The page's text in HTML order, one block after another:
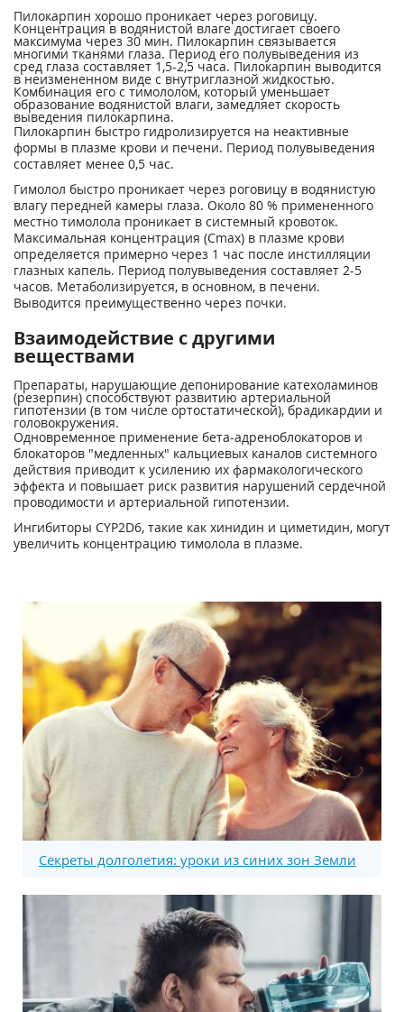
Пилокарпин хорошо проникает через роговицу.
Концентрация в водянистой влаге достигает своего
максимума через 30 мин. Пилокарпин связывается
многими тканями глаза. Период его полувыведения из
сред глаза составляет 1,5-2,5 часа. Пилокарпин выводится
в неизмененном виде с внутриглазной жидкостью.
Комбинация его с тимололом, который уменьшает
образование водянистой влаги, замедляет скорость
выведения пилокарпина.
Пилокарпин быстро гидролизируется на неактивные
формы в плазме крови и печени. Период полувыведения
составляет менее 0,5 час.
Гимолол быстро проникает через роговицу в водянистую
влагу передней камеры глаза. Около 80 % примененного
местно тимолола проникает в системный кровоток.
Максимальная концентрация (Сmах) в плазме крови
определяется примерно через 1 час после инстилляции
глазных капель. Период полувыведения составляет 2-5
часов. Метаболизируется, в основном, в печени.
Выводится преимущественно через почки.
Взаимодействие с другими
веществами
Препараты, нарушающие депонирование катехоламинов
(резерпин) способствуют развитию артериальной
гипотензии (в том числе ортостатической), брадикардии и
головокружения.
Одновременное применение бета-адреноблокаторов и
блокаторов "медленных" кальциевых каналов системного
действия приводит к усилению их фармакологического
эффекта и повышает риск развития нарушений сердечной
проводимости и артериальной гипотензии.
Ингибиторы CYP2D6, такие как хинидин и циметидин, могут
увеличить концентрацию тимолола в плазме.
Секреты долголетия: уроки из синих зон Земли